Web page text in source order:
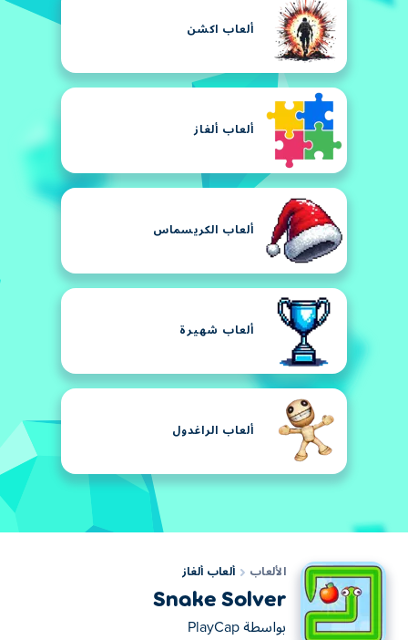
ألعاب اكشن
ألعاب ألغاز
ألعاب الكريسماس
ألعاب شهيرة
ألعاب الراغدول
الألعاب ألعاب ألغاز
Snake Solver
بواسطة PlayCap